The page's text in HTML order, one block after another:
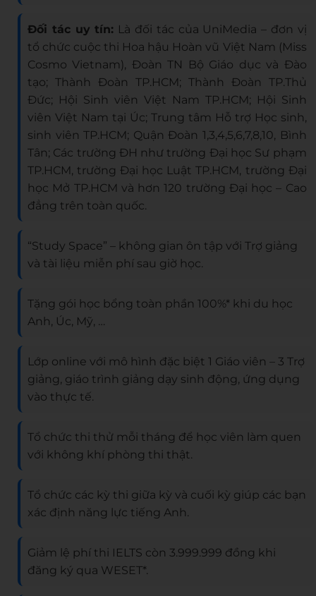
Đối tác uy tín: Là đối tác của UniMedia – đơn vị
tổ chức cuộc thi Hoa hậu Hoàn vũ Việt Nam (Miss
Cosmo Vietnam), Đoàn TN Bộ Giáo dục và Đào
tạo; Thành Đoàn TP.HCM; Thành Đoàn TP.Thủ
Đức; Hội Sinh viên Việt Nam TP.HCM; Hội Sinh
viên Việt Nam tại Úc; Trung tâm Hỗ trợ Học sinh,
sinh viên TP.HCM; Quận Đoàn 1,3,4,5,6,7,8,10, Bình
Tân; Các trường ĐH như trường Đại học Sư phạm
TP.HCM, trường Đại học Luật TP.HCM, trường Đại
học Mở TP.HCM và hơn 120 trường Đại học – Cao
đẳng trên toàn quốc.
“Study Space” – không gian ôn tập với Trợ giảng
và tài liệu miễn phí sau giờ học.
Tặng gói học bổng toàn phần 100%* khi du học
Anh, Úc, Mỹ, …
Lớp online với mô hình đặc biệt 1 Giáo viên – 3 Trợ
giảng, giáo trình giảng dạy sinh động, ứng dụng
vào thực tế.
Tổ chức thi thử mỗi tháng để học viên làm quen
với không khí phòng thi thật.
Tổ chức các kỳ thi giữa kỳ và cuối kỳ giúp các bạn
xác định năng lực tiếng Anh.
Giảm lệ phí thi IELTS còn 3.999.999 đồng khi
đăng ký qua WESET*.